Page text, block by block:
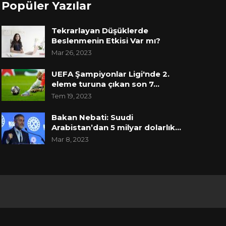
Popüler Yazılar
Tekrarlayan Düşüklerde
Beslenmenin Etkisi Var mı?
Mar 26, 2023
UEFA Şampiyonlar Ligi'nde 2.
eleme turuna çıkan son 7…
Tem 19, 2023
Bakan Nebati: Suudi
Arabistan’dan 5 milyar dolarlık…
Mar 8, 2023